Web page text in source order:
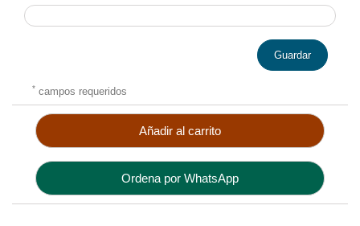
Guardar
* campos requeridos
Añadir al carrito
Ordena por WhatsApp